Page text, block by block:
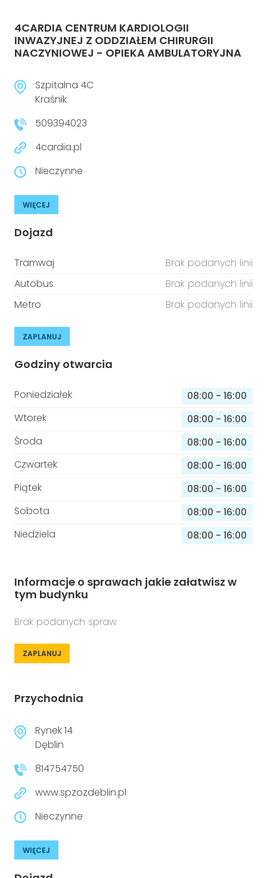
4CARDIA CENTRUM KARDIOLOGII
INWAZYJNEJ Z ODDZIAŁEM CHIRURGII
NACZYNIOWEJ - OPIEKA AMBULATORYJNA
Szpitalna 4C
Kraśnik
509394023
4cardia.pl
Nieczynne
WIĘCEJ
Dojazd
Tramwaj
Brak podanych linii
Autobus
Brak podanych linii
Metro
Brak podanych linii
ZAPLANUJ
Godziny otwarcia
Poniedziałek 08:00 - 16:00
Wtorek
08:00 - 16:00
Środa
08:00 - 16:00
Czwartek
08:00 - 16:00
Piątek
08:00 - 16:00
Sobota
08:00 - 16:00
Niedziela
08:00 - 16:00
Informacje o sprawach jakie załatwisz w
tym budynku
Brak podanych spraw
ZAPLANUJ
Przychodnia
Rynek 14
Dęblin
814754750
www.spzozdeblin.pl
Nieczynne
WIĘCEJ